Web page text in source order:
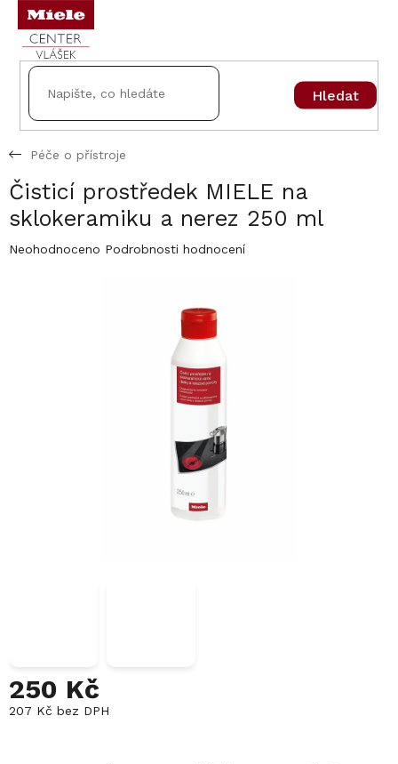
Přejít
obsah
Hledat
Péče o přístroje
Čisticí prostředek MIELE na
sklokeramiku a nerez 250 ml
Průměrné
Neohodnoceno Podrobnosti hodnocení
250 Kč
207 Kč bez DPH